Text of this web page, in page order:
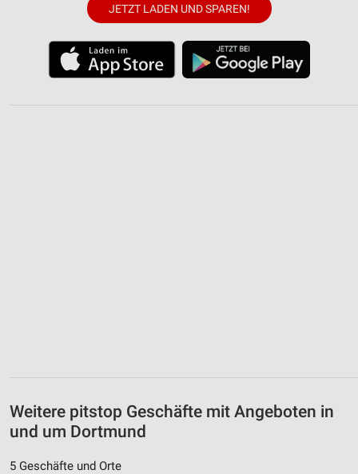
JETZT LADEN UND SPAREN!
Weitere pitstop Geschäfte mit Angeboten in
und um Dortmund
5 Geschäfte und Orte